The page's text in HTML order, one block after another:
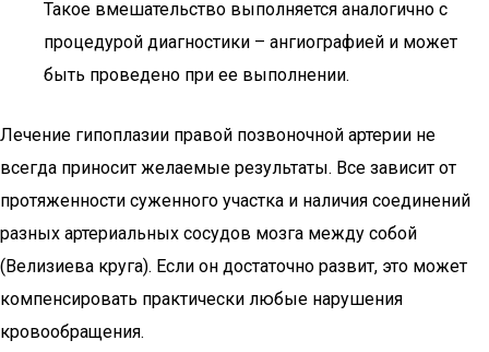
Такое вмешательство выполняется аналогично с
процедурой диагностики – ангиографией и может
быть проведено при ее выполнении.
Лечение гипоплазии правой позвоночной артерии не
всегда приносит желаемые результаты. Все зависит от
протяженности суженного участка и наличия соединений
разных артериальных сосудов мозга между собой
(Велизиева круга). Если он достаточно развит, это может
компенсировать практически любые нарушения
кровообращения.